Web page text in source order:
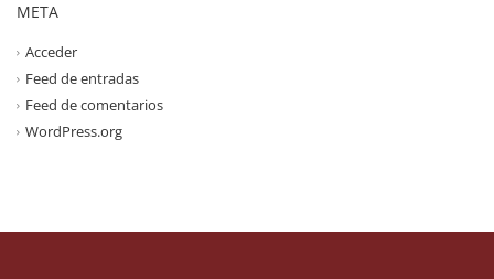
META
Acceder
Feed de entradas
Feed de comentarios
WordPress.org